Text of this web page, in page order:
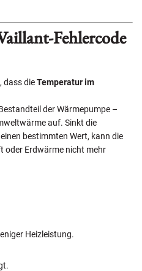
Fehlercode
dass dieTemperatur im
der Wärmepumpe –
auf. Sinkt die
bestimmten Wert, kann die
oder Erdwärme nicht mehr
Heizleistung.